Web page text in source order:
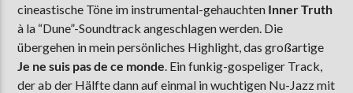
cineastische Töne im instrumental-gehauchten Inner Truth
à la “Dune”-Soundtrack angeschlagen werden. Die
übergehen in mein persönliches Highlight, das großartige
Je ne suis pas de ce monde. Ein funkig-gospeliger Track,
der ab der Hälfte dann auf einmal in wuchtigen Nu-Jazz mit